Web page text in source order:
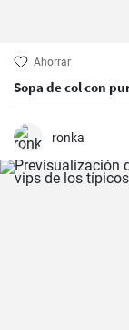
Ahorrar
Sopa de col con
ronka